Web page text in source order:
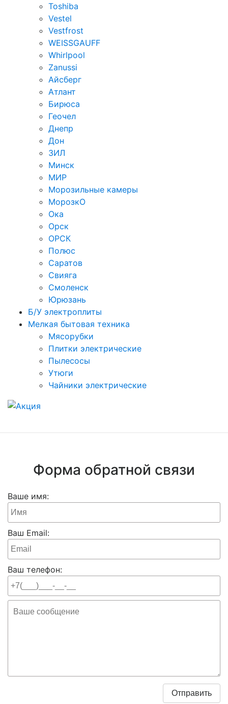
Toshiba
Vestel
Vestfrost
WEISSGAUFF
Whirlpool
Zanussi
Айсберг
Атлант
Бирюса
Геочел
Днепр
Дон
ЗИЛ
Минск
МИР
Морозильные камеры
МорозкО
Ока
Орск
ОРСК
Полюс
Саратов
Свияга
Смоленск
Юрюзань
Б/У электроплиты
Мелкая бытовая техника
Мясорубки
Плитки электрические
Пылесосы
Утюги
Чайники электрические
Форма обратной связи
Ваше имя:
Ваш Email:
Ваш телефон: